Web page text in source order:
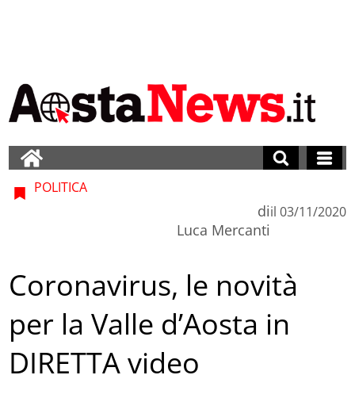
POLITICA
di
Luca Mercanti
il 03/11/2020
Coronavirus, le novità
per la Valle d’Aosta in
DIRETTA video